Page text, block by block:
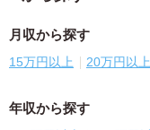
月収から探す
15万円以上 20万円以上
年収から探す